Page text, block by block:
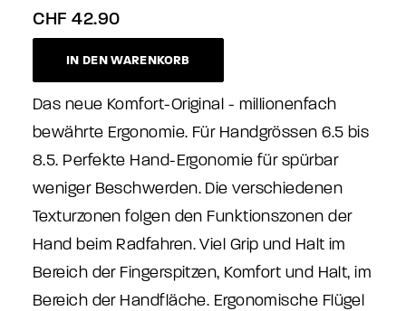
CHF 42.90
IN DEN WARENKORB
Das neue Komfort-Original - millionenfach
bewährte Ergonomie. Für Handgrössen 6.5 bis
8.5. Perfekte Hand-Ergonomie für spürbar
weniger Beschwerden. Die verschiedenen
Texturzonen folgen den Funktionszonen der
Hand beim Radfahren. Viel Grip und Halt im
Bereich der Fingerspitzen, Komfort und Halt, im
Bereich der Handfläche. Ergonomische Flügel